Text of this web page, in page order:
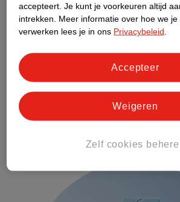
gezicht geven. Je krijgt hierdoor een soort
die je kan helpen om te ontspannen en
Oogdruppels bij vermoeide ogen
Als je vermoeide en droge ogen hebt, kan
te druppelen met oogdruppels*. In ons
oogdruppels
vind je verschillende soorten
om droge, vermoeide en brandige ogen te
oogampullen* of een oogdouche*. Dit kan
accepteert. Je kunt je voorkeuren altijd
intrekken.
Meer informatie over hoe we je
verwerken lees je in ons Privacybeleid
Zelf cookies
Weigeren
Accepteer